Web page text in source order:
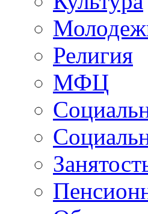
Религия
МФЦ